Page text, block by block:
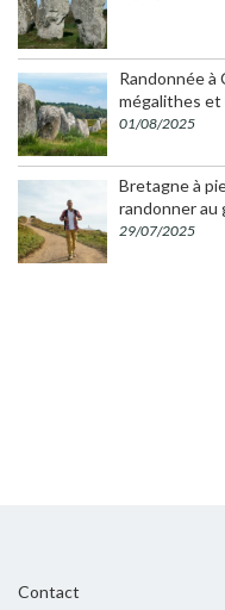
Randonnée
mégalithes
01/08/2025
Bretagne à
randonner au
29/07/2025
Contact